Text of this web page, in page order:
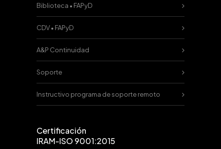
Biblioteca • FAPyD
CDV • FAPyD
A&P Continuidad
Soporte
Instructivo programa de soporte remoto
Certificación
IRAM-ISO 9001:2015